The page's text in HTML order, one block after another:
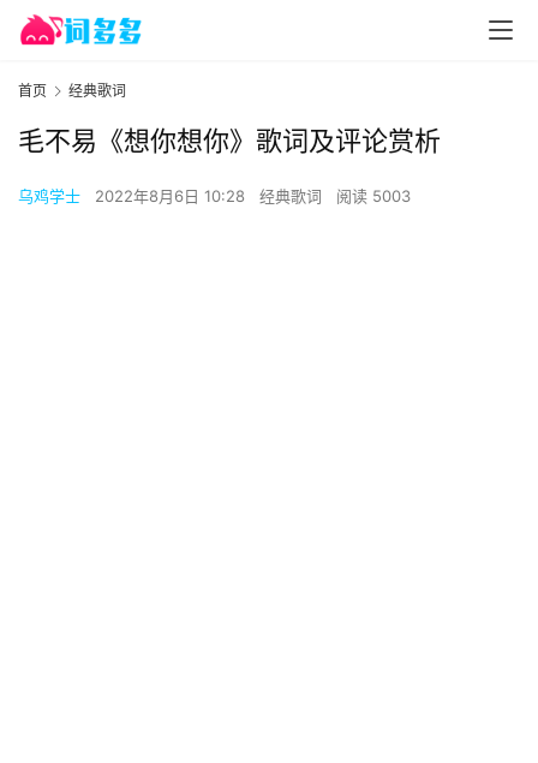
首页 经典歌词
毛不易《想你想你》歌词及评论赏析
乌鸡学士 2022年8月6日 10:28 经典歌词 阅读 5003